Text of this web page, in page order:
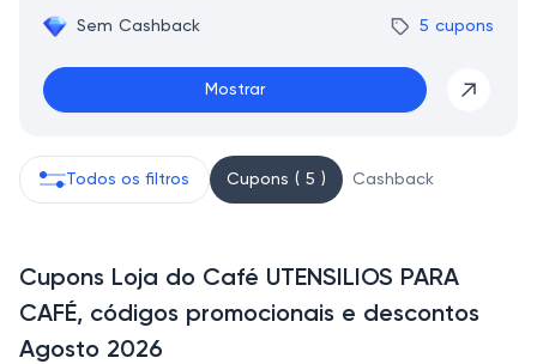
Sem Cashback 5 cupons
Mostrar
Todos os filtros Cupons ( 5 ) Cashback
Cupons Loja do Café UTENSILIOS PARA
CAFÉ, códigos promocionais e descontos
Agosto 2026